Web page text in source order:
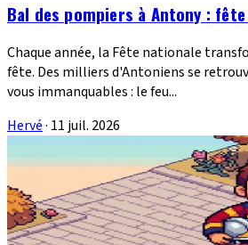
Bal des pompiers à Antony :
Chaque année, la Fête nationale
fête. Des milliers d'Antoniens se
vous immanquables : le feu...
Hervé· 11 juil. 2026